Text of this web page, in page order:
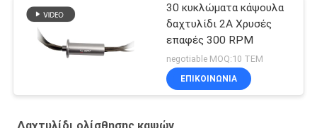
30 κυκλώματα κάψουλα
δαχτυλίδι 2A Χρυσές
επαφές 300 RPM
negotiable MOQ:10 ΤΕΜ
ΕΠΙΚΟΙΝΩΝΙΑ